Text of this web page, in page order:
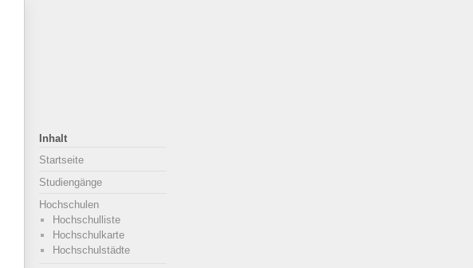
Inhalt
Startseite
Studiengänge
Hochschulen
Hochschulliste
Hochschulkarte
Hochschulstädte